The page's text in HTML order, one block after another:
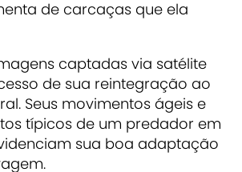
de carcaças que ela
captadas via satélite
de sua reintegração ao
Seus movimentos ágeis e
típicos de um predador em
sua boa adaptação